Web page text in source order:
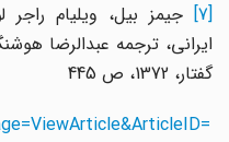
[7]جیمز بیل، ویلیام راجر
ایرانی، ترجمه عبدالرضا
گفتار، 1372، ص 445